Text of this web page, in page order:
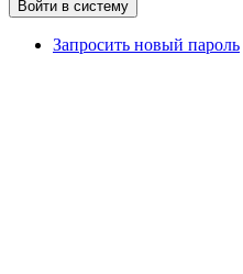
Запросить новый пароль